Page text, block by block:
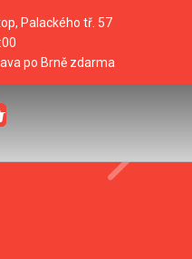
Palackého tř. 57
po Brně zdarma
Cart